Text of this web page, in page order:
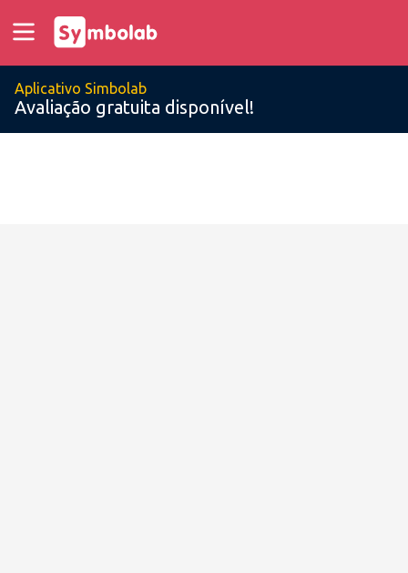
Aplicativo Simbolab
Avaliação gratuita disponível!